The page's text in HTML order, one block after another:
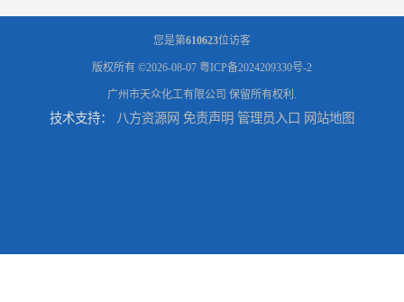
您是第610623位访客
版权所有 ©2026-08-07 粤ICP备2024209330号-2
广州市天众化工有限公司 保留所有权利.
技术支持： 八方资源网 免责声明 管理员入口 网站地图